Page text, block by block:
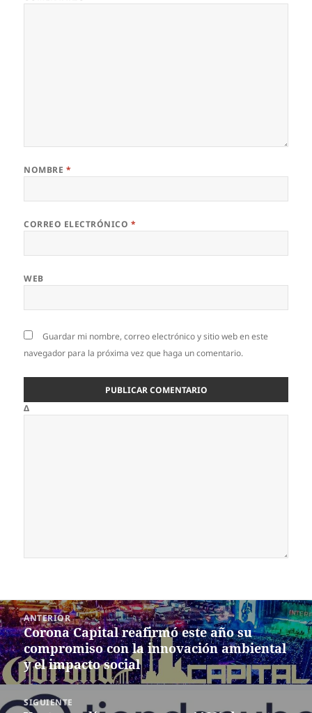
NOMBRE *
CORREO ELECTRÓNICO *
WEB
Guardar mi nombre, correo electrónico y sitio web en este
navegador para la próxima vez que haga un comentario.
Δ
Navegación
de
entradas
ANTERIOR
Entrada
anterior:
Corona Capital reafirmó este año su
compromiso con la innovación ambiental
y el impacto social
SIGUIENTE